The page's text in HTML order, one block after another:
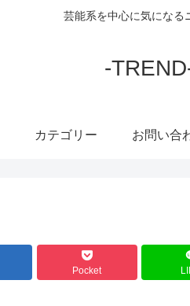
芸能系を中心に気になる
-
カテゴリー お問い合
Pocket